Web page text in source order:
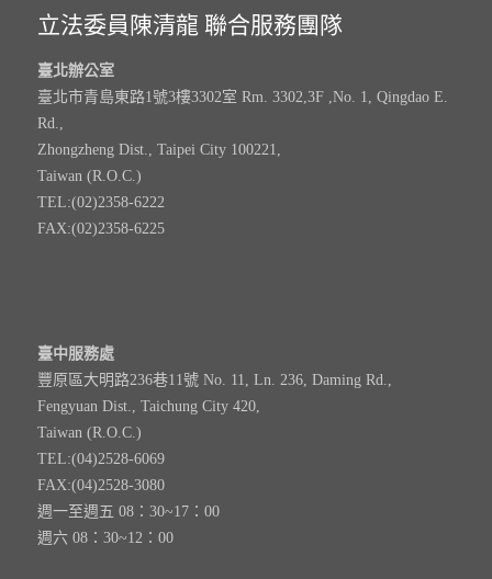
立法委員陳清龍 聯合服務團隊
臺北辦公室
臺北市青島東路1號3樓3302室 Rm. 3302,3F ,No. 1, Qingdao E.
Rd.,
Zhongzheng Dist., Taipei City 100221,
Taiwan (R.O.C.)
TEL:(02)2358-6222
FAX:(02)2358-6225
臺中服務處
豐原區大明路236巷11號 No. 11, Ln. 236, Daming Rd.,
Fengyuan Dist., Taichung City 420,
Taiwan (R.O.C.)
TEL:(04)2528-6069
FAX:(04)2528-3080
週一至週五 08：30~17：00
週六 08：30~12：00